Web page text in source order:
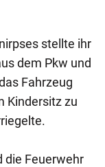
stellte ihr
dem Pkw und
Fahrzeug
Kindersitz zu
die Feuerwehr